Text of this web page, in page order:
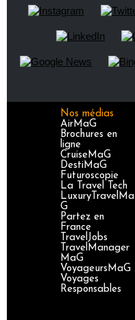
Nos médias
AirMaG
Brochures en
ligne
CruiseMaG
DestiMaG
Futuroscopie
La Travel Tech
LuxuryTravelMa
G
Partez en
France
TravelJobs
TravelManager
MaG
VoyageursMaG
Voyages
Responsables